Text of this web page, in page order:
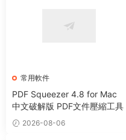
常用軟件
PDF Squeezer 4.8 for Mac
中文破解版 PDF文件壓縮工具
2026-08-06